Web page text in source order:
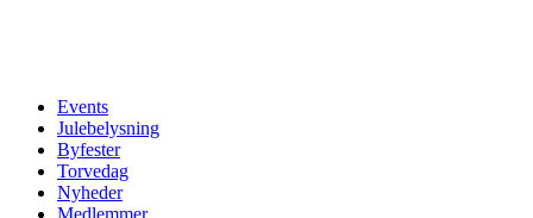
Events
Julebelysning
Byfester
Torvedag
Nyheder
Medlemmer